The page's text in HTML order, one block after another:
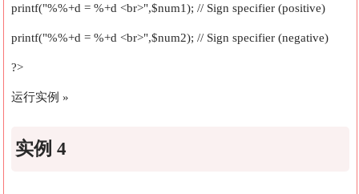
printf("%%+d = %+d <br>",$num1); // Sign specifier (positive)
printf("%%+d = %+d <br>",$num2); // Sign specifier (negative)
?>
运行实例 »
实例 4